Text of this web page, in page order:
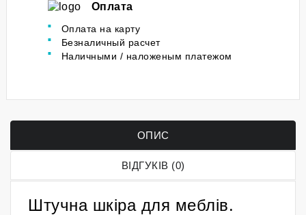
Оплата
Оплата на карту
Безналичный расчет
Наличными / наложеным платежом
ОПИС
ВІДГУКІВ (0)
Штучна шкіра для меблів.